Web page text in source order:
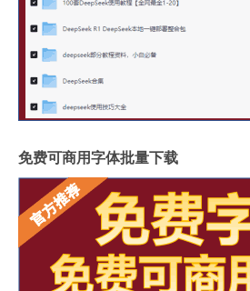
免费可商用字体批量下载